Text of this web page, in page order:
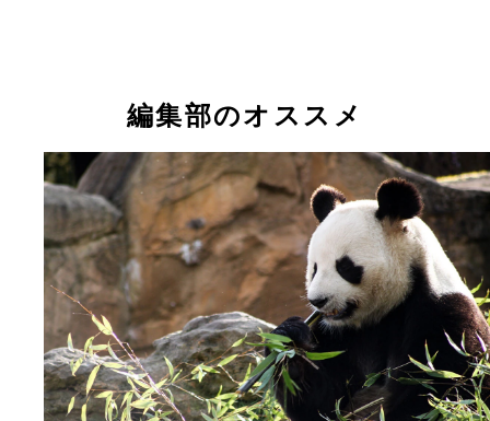
ー）
編集部のオススメ